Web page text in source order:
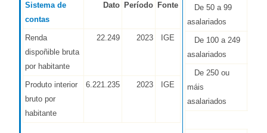
Sistema de
contas
Dato Período Fonte
Renda
dispoñible bruta
por habitante
22.249 2023 IGE
Produto interior
bruto por
habitante
6.221.235 2023 IGE
De 50 a 99
asalariados
De 100 a 249
asalariados
De 250 ou
máis
asalariados